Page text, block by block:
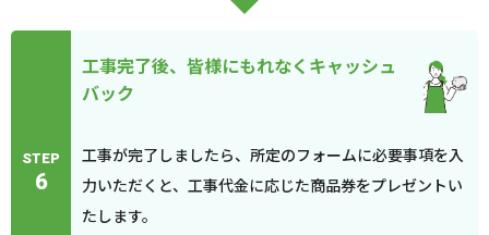
STEP
6
工事完了後、皆様にもれなくキャッシュ
バック
工事が完了しましたら、所定のフォームに必要事項を入
力いただくと、工事代金に応じた商品券をプレゼントい
たします。